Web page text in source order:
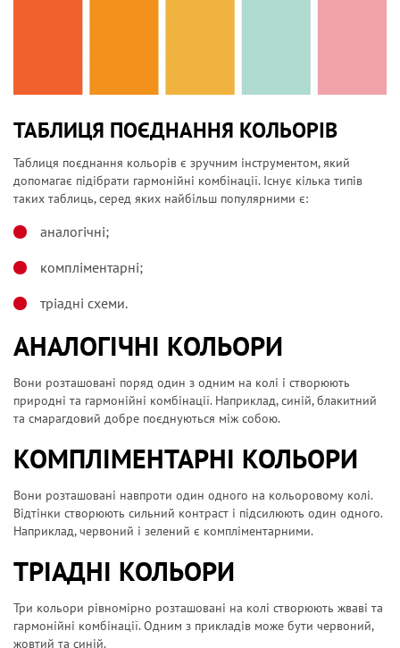
ТАБЛИЦЯ ПОЄДНАННЯ КОЛЬОРІВ
Таблиця поєднання кольорів є зручним інструментом, який
допомагає підібрати гармонійні комбінації. Існує кілька типів
таких таблиць, серед яких найбільш популярними є:
аналогічні;
компліментарні;
тріадні схеми.
АНАЛОГІЧНІ КОЛЬОРИ
Вони розташовані поряд один з одним на колі і створюють
природні та гармонійні комбінації. Наприклад, синій, блакитний
та смарагдовий добре поєднуються між собою.
КОМПЛІМЕНТАРНІ КОЛЬОРИ
Вони розташовані навпроти один одного на кольоровому колі.
Відтінки створюють сильний контраст і підсилюють один одного.
Наприклад, червоний і зелений є компліментарними.
ТРІАДНІ КОЛЬОРИ
Три кольори рівномірно розташовані на колі створюють жваві та
гармонійні комбінації. Одним з прикладів може бути червоний,
жовтий та синій.